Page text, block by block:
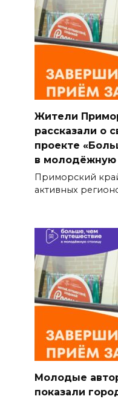
Жители
рассказали о
проекте
в молодёжную
Приморский
активных
Молодые
показали